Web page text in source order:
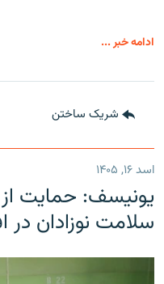
ادامه خبر ...
شریک ساختن
اسد ۱۶, ۱۴۰۵
یونیسف: حمایت از
سلامت نوزادان